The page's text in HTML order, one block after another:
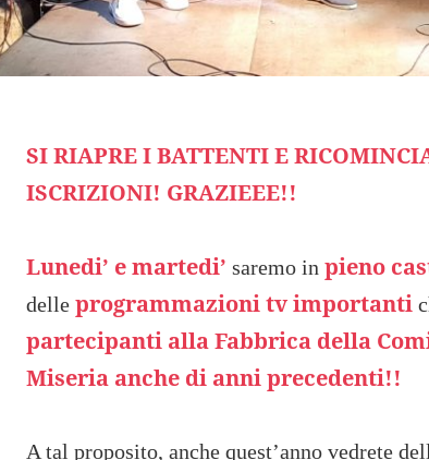
SI RIAPRE I BATTENTI E
ISCRIZIONI! GRAZIEEE!!
Lunedi’ e martedi’ saremo in pieno
delleprogrammazioni tv importanti
partecipanti alla Fabbrica della
Miseria anche di anni precedenti!!
A tal proposito, anche quest’anno vedrete